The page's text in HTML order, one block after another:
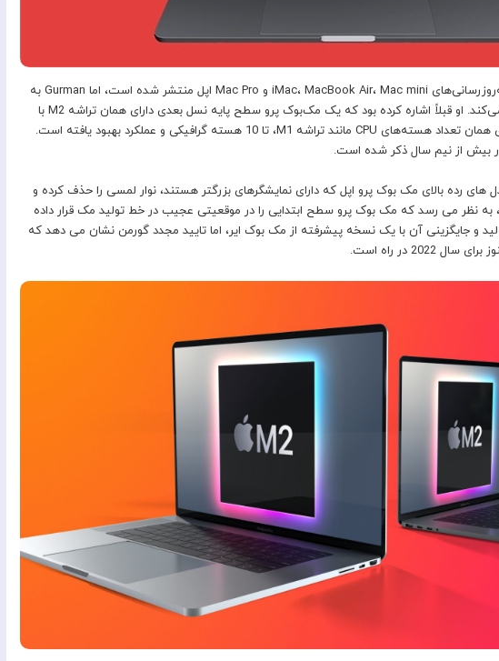
در حالی که شایعات زیادی در مورد به‌روزرسانی‌های iMac، MacBook Air، Mac mini و Mac Pro اپل منتشر شده است، اما Gurman به
مک‌بوک پرو سطح پایه جدید اشاره می‌کند. او قبلاً اشاره کرده بود که یک مک‌بوک پرو سطح پایه نسل بعدی دارای همان تراشه M2 با
نسل بعدی مک‌بوک ایر است که دارای همان تعداد هسته‌های CPU مانند تراشه M1، تا 10 هسته گرافیکی و عملکرد بهبود یافته است.
بیش از نیم سال ذکر شده است.
رده بالای مک بوک پرو اپل که دارای نمایشگرهای بزرگتر هستند، نوار لمسی را حذف کرده و
به نظر می رسد که مک بوک پرو سطح ابتدایی را در موقعیتی عجیب در خط تولید مک قرار داده
و جایگزینی آن با یک نسخه پیشرفته از مک بوک ایر، اما تایید مجدد گورمن نشان می دهد که
در راه است.